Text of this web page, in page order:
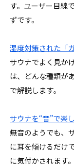
す。ユーザー目線
ずです。
湿度対策された「
サウナでよく見か
は、どんな種類が
で解説します。
サウナを“音”で楽
無音のようでも、
に耳を傾けるだけ
に気付かされます。